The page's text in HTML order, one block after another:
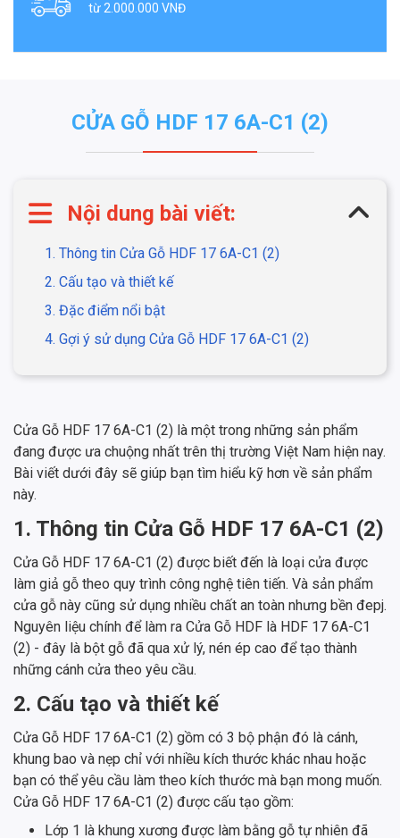
từ 2.000.000 VNĐ
CỬA GỖ HDF​​​​​​​ 17 6A-C1 (2)
Nội dung bài viết:
1. Thông tin Cửa Gỗ HDF​​​​​​​ 17 6A-C1 (2)
2. Cấu tạo và thiết kế
3. Đặc điểm nổi bật
4. Gợi ý sử dụng Cửa Gỗ HDF ​​​​​​​17 6A-C1 (2)
Cửa Gỗ HDF 17 6A-C1 (2) là một trong những sản phẩm
đang được ưa chuộng nhất trên thị trường Việt Nam hiện nay.
Bài viết dưới đây sẽ giúp bạn tìm hiểu kỹ hơn về sản phẩm
này.
1. Thông tin Cửa Gỗ HDF​​​​​​​ 17 6A-C1 (2)
Cửa Gỗ HDF ​​​​​​​17 6A-C1 (2) được biết đến là loại cửa được
làm giả gỗ theo quy trình công nghệ tiên tiến. Và sản phẩm
cửa gỗ này cũng sử dụng nhiều chất an toàn nhưng bền đepj.
Nguyên liệu chính để làm ra Cửa Gỗ HDF là HDF ​​​​​​​17 6A-C1
(2) - đây là bột gỗ đã qua xử lý, nén ép cao để tạo thành
những cánh cửa theo yêu cầu.
2. Cấu tạo và thiết kế
Cửa Gỗ HDF ​​​​​​​17 6A-C1 (2) gồm có 3 bộ phận đó là cánh,
khung bao và nẹp chỉ với nhiều kích thước khác nhau hoặc
bạn có thể yêu cầu làm theo kích thước mà bạn mong muốn.
Cửa Gỗ HDF ​​​​​​​17 6A-C1 (2) được cấu tạo gồm:
Lớp 1 là khung xương được làm bằng gỗ tự nhiên đã